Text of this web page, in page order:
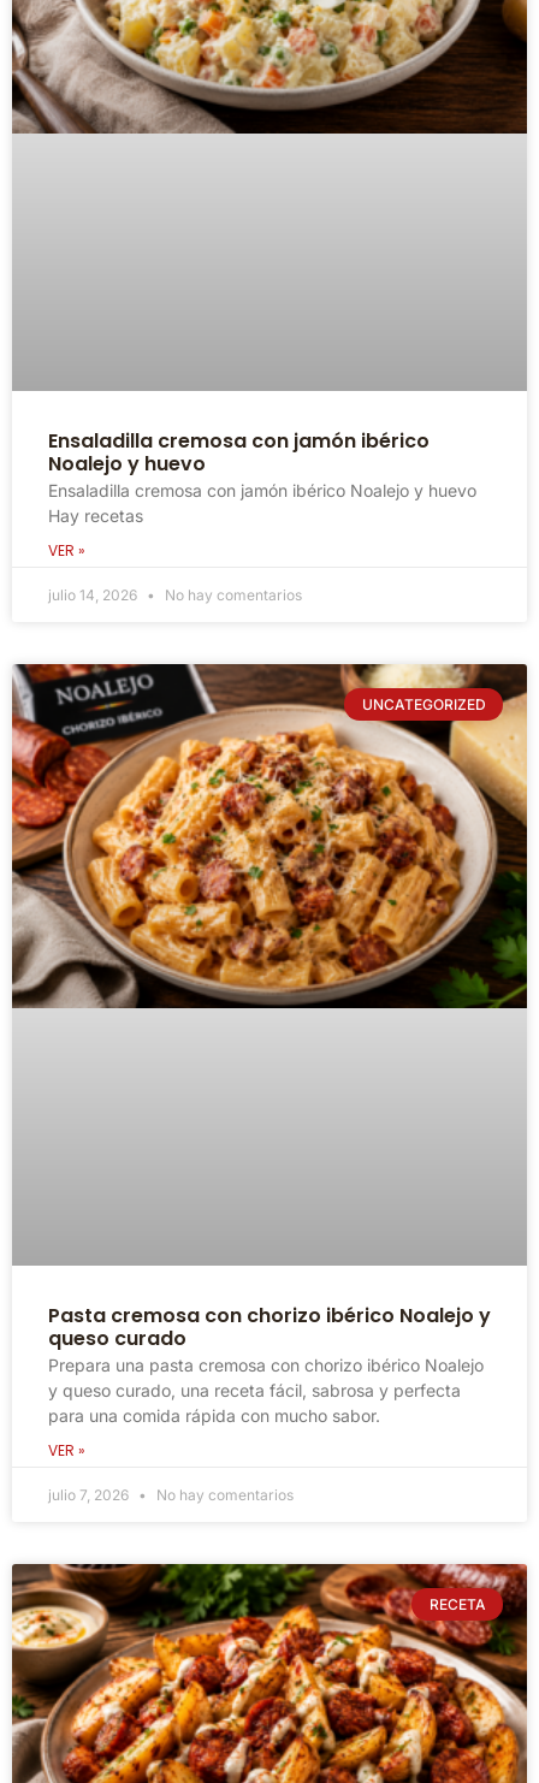
Ensaladilla cremosa con jamón ibérico
Noalejo y huevo
Ensaladilla cremosa con jamón ibérico Noalejo y huevo
Hay recetas
VER »
julio 14, 2026 No hay comentarios
UNCATEGORIZED
Pasta cremosa con chorizo ibérico Noalejo y
queso curado
Prepara una pasta cremosa con chorizo ibérico Noalejo
y queso curado, una receta fácil, sabrosa y perfecta
para una comida rápida con mucho sabor.
VER »
julio 7, 2026 No hay comentarios
RECETA